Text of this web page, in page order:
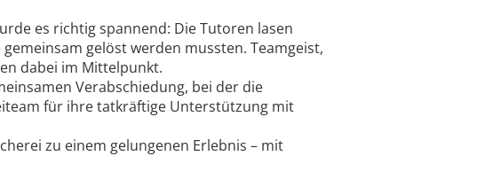
es richtig spannend: Die Tutoren lasen
gelöst werden mussten. Teamgeist,
dabei im Mittelpunkt.
Verabschiedung, bei der die
für ihre tatkräftige Unterstützung mit
zu einem gelungenen Erlebnis – mit